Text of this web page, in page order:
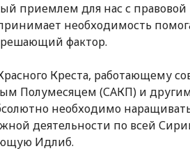
приемлем для нас с правовой
необходимость
фактор.
Креста, работающему
Полумесяцем (САКП) и
необходимо
деятельности по всей
Идлиб.